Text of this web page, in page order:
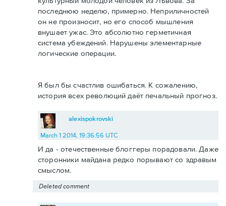
последнюю неделю, примерно. Неприличностей
он не произносит, но его способ мышления
внушает ужас. Это абсолютно герметичная
система убеждений. Нарушены элементарные
логические операции.
Я был бы счастлив ошибаться. К сожалению,
история всех революций даёт печальный прогноз.
alexispokrovski
March 1 2014, 19:36:56 UTC
И да - отечественные блоггеры порадовали. Даже
сторонники майдана редко порывают со здравым
смыслом.
Deleted comment